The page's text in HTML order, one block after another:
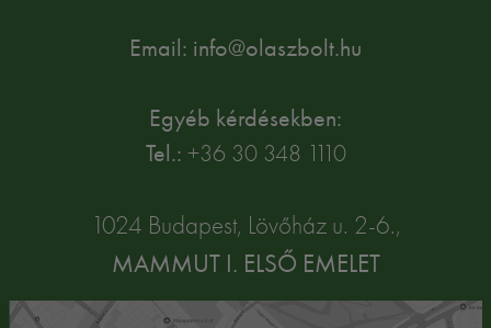
Email: info@olaszbolt.hu
Egyéb kérdésekben:
Tel.: +36 30 348 1110
1024 Budapest, Lövőház u. 2-6.,
MAMMUT I. ELSŐ EMELET